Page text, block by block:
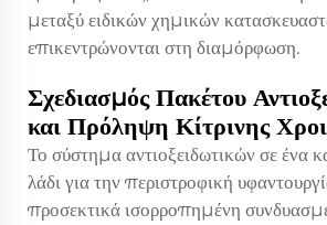
μεταξύ ειδικών χημικών
επικεντρώνονται στη διαμόρφωση.
Σχεδιασμός Πακέτου
και Πρόληψη Κίτρινης
Το σύστημα αντιοξειδωτικών σε ένα
λάδι για την περιστροφική
προσεκτικά ισορροπημένη